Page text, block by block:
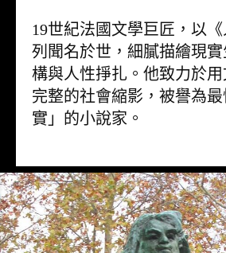
19世紀法國文學巨匠，以
列聞名於世，細膩描繪現
構與人性掙扎。他致力於
完整的社會縮影，被譽為
實」的小說家。